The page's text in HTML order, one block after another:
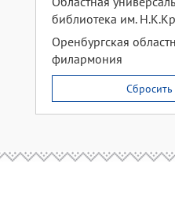
библиотека им.
Оренбургская
филармония
Сбросить